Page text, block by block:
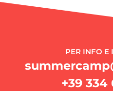
PER INFO E
+39 334